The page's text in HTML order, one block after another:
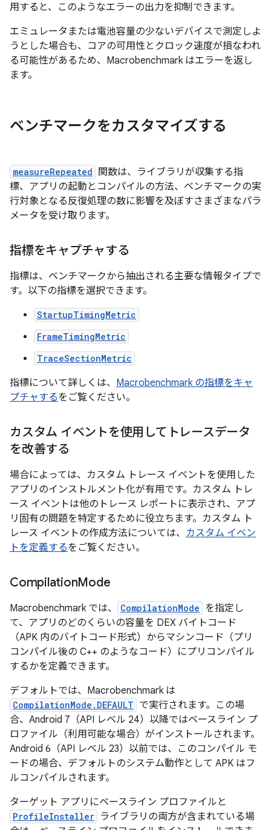
用すると、このようなエラーの出力を抑制できます。
エミュレータまたは電池容量の少ないデバイスで測定しよ
うとした場合も、コアの可用性とクロック速度が損なわれ
る可能性があるため、Macrobenchmark はエラーを返し
ます。
ベンチマークをカスタマイズする
measureRepeated 関数は、ライブラリが収集する指
標、アプリの起動とコンパイルの方法、ベンチマークの実
行対象となる反復処理の数に影響を及ぼすさまざまなパラ
メータを受け取ります。
指標をキャプチャする
指標は、ベンチマークから抽出される主要な情報タイプで
す。以下の指標を選択できます。
StartupTimingMetric
FrameTimingMetric
TraceSectionMetric
指標について詳しくは、 Macrobenchmark の指標をキャ
プチャするをご覧ください。
カスタム イベントを使用してトレースデータ
を改善する
場合によっては、カスタム トレース イベントを使用した
アプリのインストルメント化が有用です。カスタム トレ
ース イベントは他のトレース レポートに表示され、アプ
リ固有の問題を特定するために役立ちます。カスタム ト
レース イベントの作成方法については、 カスタム イベン
トを定義するをご覧ください。
CompilationMode
Macrobenchmark では、 CompilationMode を指定し
て、アプリのどのくらいの容量を DEX バイトコード
（APK 内のバイトコード形式）からマシンコード（プリ
コンパイル後の C++ のようなコード）にプリコンパイル
するかを定義できます。
デフォルトでは、Macrobenchmark は
CompilationMode.DEFAULT で実行されます。この場
合、Android 7（API レベル 24）以降ではベースライン プ
ロファイル（利用可能な場合）がインストールされます。
Android 6（API レベル 23）以前では、このコンパイル モ
ードの場合、デフォルトのシステム動作として APK はフ
ルコンパイルされます。
ターゲット アプリにベースライン プロファイルと
ProfileInstaller ライブラリの両方が含まれている場